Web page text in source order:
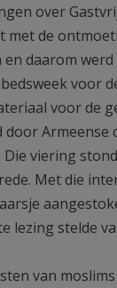
over
met de
daarom
voor
voor de
Armeense
Die viering
Met die
lezing stelde
van